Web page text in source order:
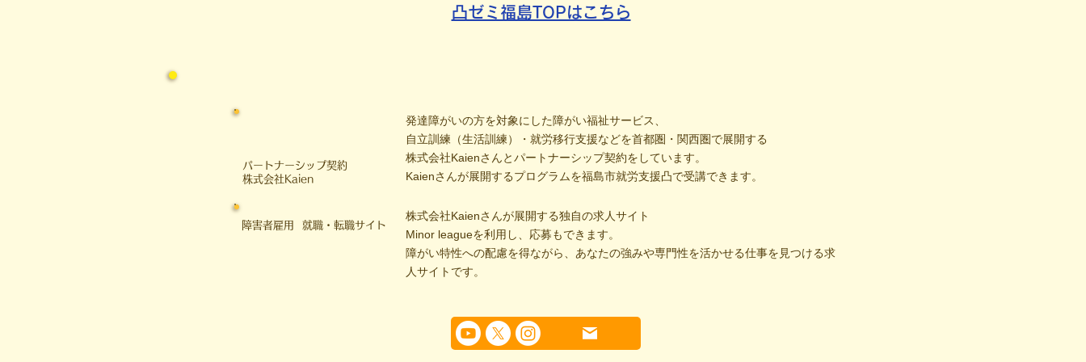
凸ゼミ福島TOPはこちら
​パートナーシップ契約
​株式会社Kaien
発達障がいの方を対象にした障がい福祉サービス、
自立訓練（生活訓練）・就労移行支援などを首都圏・関西圏で展開する
株式会社Kaienさんとパートナーシップ契約をしています。
Kaienさんが展開するプログラムを福島市就労支援凸で受講できます。
障害者雇用 就職・転職サイト
株式会社Kaienさんが展開する独自の求人サイト
Minor leagueを利用し、応募もできます。
障がい特性への配慮を得ながら、あなたの強みや専門性を活かせる仕事を見つける求
人サイトです。